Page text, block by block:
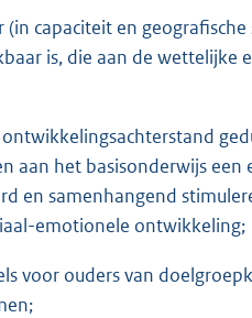
(in capaciteit en
is, die aan de
aan het basisonderwijs
en samenhangend
emotionele ontwikkeling;
voor ouders van